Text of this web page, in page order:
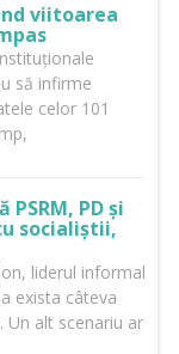
viitoarea
să infirme
celor 101
PD și
socialiștii,
liderul informal
exista câteva
Un alt scenariu ar